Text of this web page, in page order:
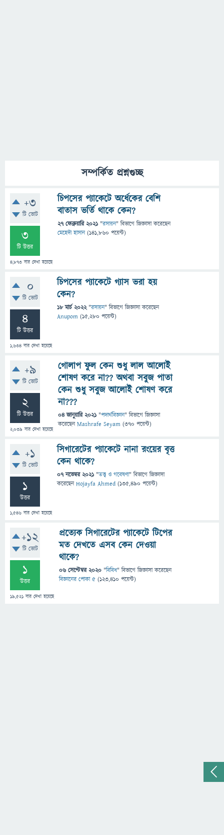
সম্পর্কিত প্রশ্নগুচ্ছ
+3
টি ভোট
3
টি উত্তর
4,873 বার দেখা হয়েছে
চিপসের প্যাকেটে অর্ধেকের বেশি
বাতাস ভর্তি থাকে কেন?
27 ফেব্রুয়ারি 2021 "রসায়ন" বিভাগে জিজ্ঞাসাকরেছেন
মেহেদী হাসান (141,860 পয়েন্ট)
0
টি ভোট
4
টি উত্তর
1,634 বার দেখা হয়েছে
চিপসের প্যাকেটে গ্যাস ভরা হয়
কেন?
18 মার্চ 2022 "রসায়ন" বিভাগে জিজ্ঞাসাকরেছেন
Anupom (15,280 পয়েন্ট)
+9
টি ভোট
2
টি উত্তর
2,039 বার দেখা হয়েছে
গোলাপ ফুল কেন শুধু লাল আলোই
শোষণ করে না?? অথবা সবুজ পাতা
কেন শুধু সবুজ আলোই শোষণ করে
না???
04 জানুয়ারি 2021 "পদার্থবিজ্ঞান" বিভাগে জিজ্ঞাসা
করেছেনMashrafe Seyam (370 পয়েন্ট)
+1
টি ভোট
1
উত্তর
1,546 বার দেখা হয়েছে
সিগারেটের প্যাকেটে নানা রংয়ের বৃত্ত
কেন থাকে?
07 নভেম্বর 2021 "তত্ত্ব ও গবেষণা" বিভাগে জিজ্ঞাসা
করেছেনHojayfa Ahmed (135,490 পয়েন্ট)
+12
টি ভোট
1
উত্তর
19,521 বার দেখা হয়েছে
প্রত্যেক সিগারেটের প্যাকেটে টিপের
মত দেখতে এসব কেন দেওয়া
থাকে?
06 সেপ্টেম্বর 2020 "বিবিধ" বিভাগে জিজ্ঞাসাকরেছেন
বিজ্ঞানের পোকা ৫ (123,410 পয়েন্ট)